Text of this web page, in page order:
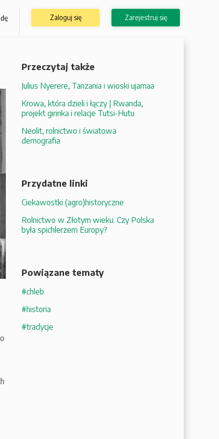
Zaloguj się Zarejestruj się
Przeczytaj także
Julius Nyerere, Tanzania i wioski ujamaa
Krowa, która dzieli i łączy | Rwanda,
projekt girinka i relacje Tutsi-Hutu
Neolit, rolnictwo i światowa
demografia
Przydatne linki
Ciekawostki (agro)historyczne
Rolnictwo w Złotym wieku. Czy Polska
była spichlerzem Europy?
Powiązane tematy
#chleb
#historia
#tradycje